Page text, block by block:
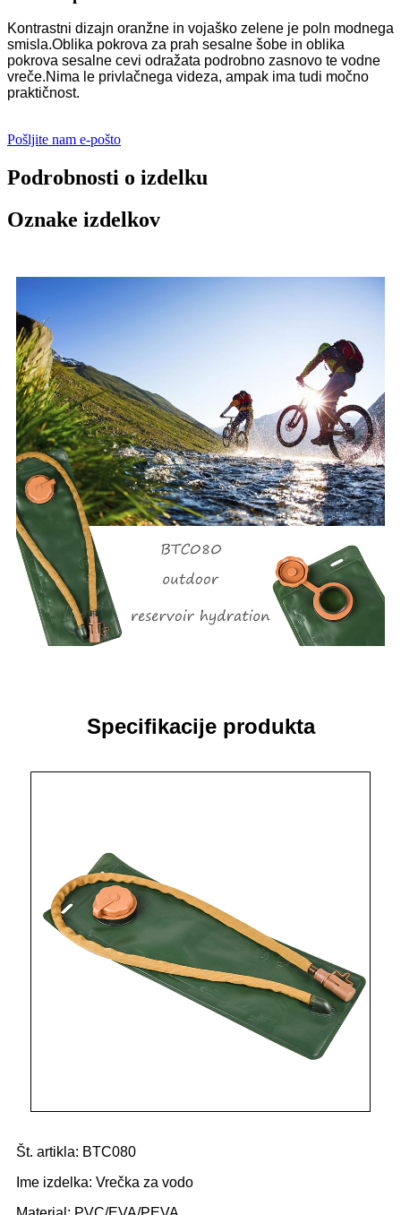
Kontrastni dizajn oranžne in vojaško zelene je poln modnega
smisla.Oblika pokrova za prah sesalne šobe in oblika
pokrova sesalne cevi odražata podrobno zasnovo te vodne
vreče.Nima le privlačnega videza, ampak ima tudi močno
praktičnost.
Pošljite nam e-pošto
Podrobnosti o izdelku
Oznake izdelkov
Specifikacije produkta
Št. artikla: BTC080
Ime izdelka: Vrečka za vodo